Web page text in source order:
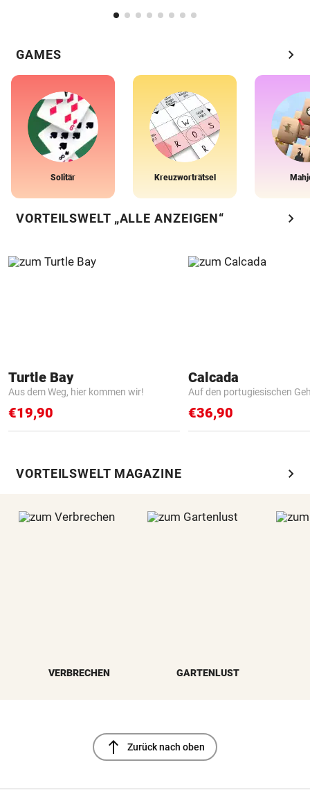
GAMES chevron_right
Solitär Kreuzworträtsel
VORTEILSWELT „ALLE ANZEIGEN“ chevron_right
Turtle Bay
Aus dem Weg, hier kommen wir!
€19,90
Calcada
Auf den portugiesischen
€36,90
VORTEILSWELT MAGAZINE chevron_right
VERBRECHEN GARTENLUST
north Zurück nach oben